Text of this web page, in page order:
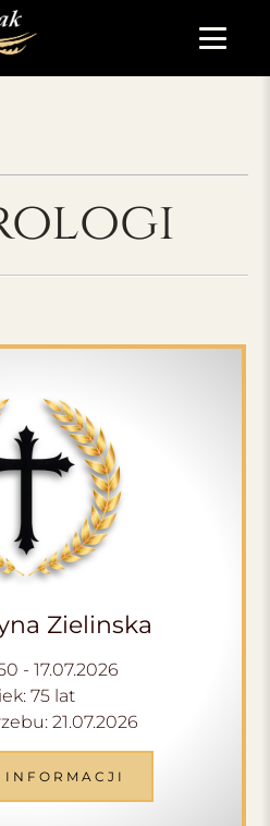
Zielinska
- 17.07.2026
75 lat
21.07.2026
INFORMACJI